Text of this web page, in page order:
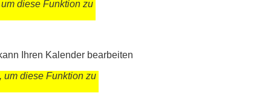
diese Funktion zu
Ihren Kalender bearbeiten
um diese Funktion zu